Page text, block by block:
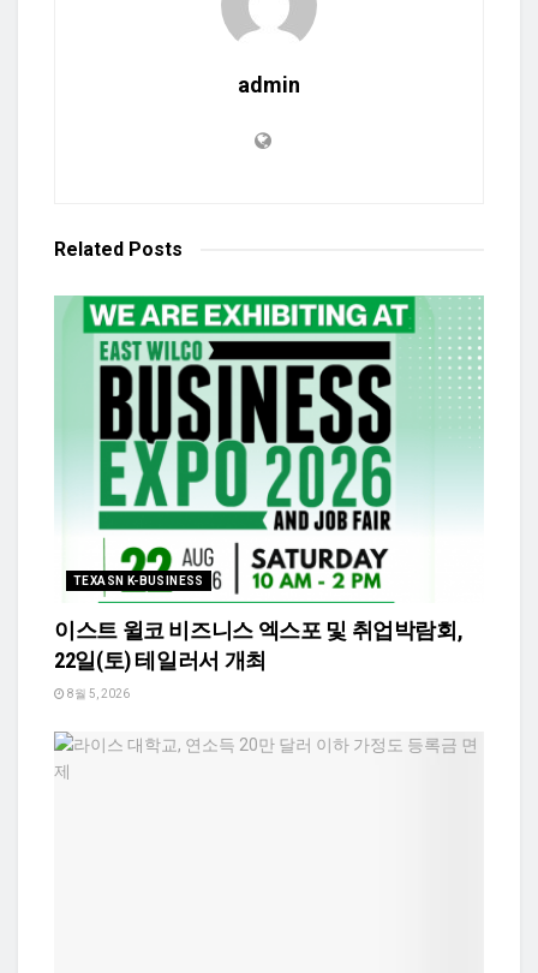
admin
Related Posts
TEXASN K-BUSINESS
이스트 윌코 비즈니스 엑스포 및 취업박람회,
22일(토) 테일러서 개최
8월 5, 2026